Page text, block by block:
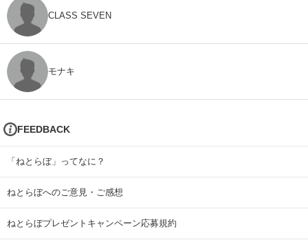
CLASS SEVEN
モナキ
FEEDBACK
「ねとらぼ」ってなに？
ねとらぼへのご意見・ご感想
ねとらぼプレゼントキャンペーン応募規約